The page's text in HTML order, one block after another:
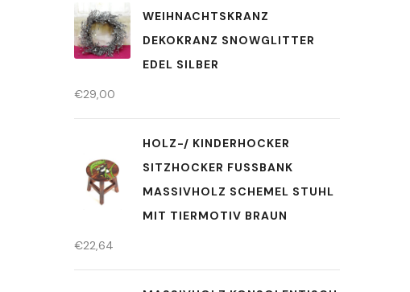
WEIHNACHTSKRANZ
DEKOKRANZ SNOWGLITTER
EDEL SILBER
€29,00
HOLZ-/ KINDERHOCKER
SITZHOCKER FUSSBANK M
ASSIVHOLZ SCHEMEL STUHL M
IT TIERMOTIV BRAUN
€22,64